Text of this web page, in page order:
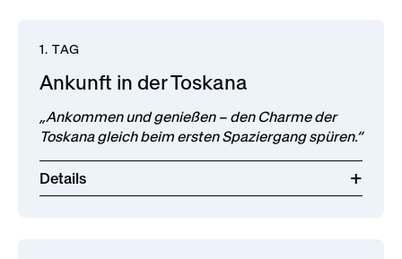
1. TAG
Ankunft in der Toskana
„Ankommen und genießen – den Charme der
Toskana gleich beim ersten Spaziergang spüren.“
Details